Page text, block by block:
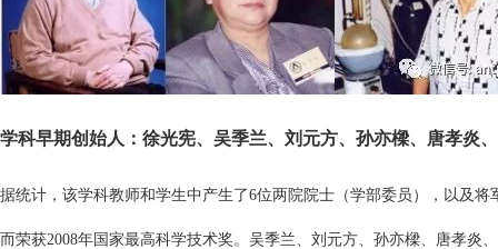
学科早期创始人：徐光宪、吴季兰、刘元方、孙亦樑、唐孝炎
据统计，该学科教师和学生中产生了6位两院院士（学部委员），以及
而荣获2008年国家最高科学技术奖。吴季兰、刘元方、孙亦樑、唐孝